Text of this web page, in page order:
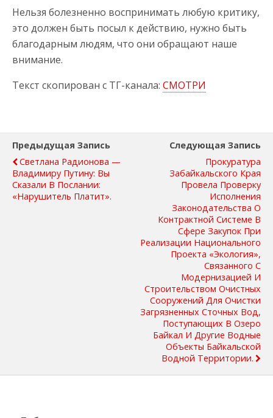
Нельзя болезненно воспринимать любую критику,
это должен быть посыл к действию, нужно быть
благодарным людям, что они обращают наше
внимание.
Текст скопирован с ТГ-канала: СМОТРИ
Предыдущая Запись
Светлана Радионова —
Владимиру Путину: Вы
Сказали В Послании:
«Нарушитель Платит».
Следующая Запись
Прокуратура
Забайкальского Края
Провела Проверку
Исполнения
Законодательства О
Контрактной Системе В
Сфере Закупок При
Реализации Национального
Проекта «Экология»,
Связанного С
Модернизацией И
Строительством Очистных
Сооружений Для Очистки
Загрязненных Сточных Вод,
Поступающих В Озеро
Байкал И Другие Водные
Объекты Байкальской
Водной Территории.